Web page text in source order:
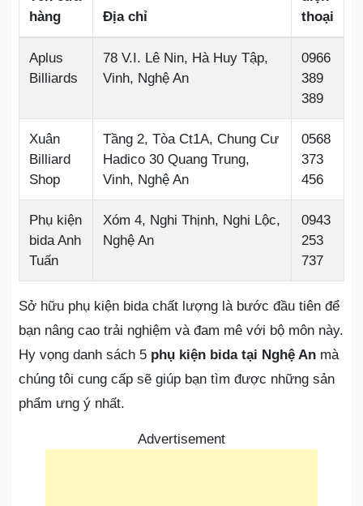
hàng
Địa chỉ
thoại
Aplus
Billiards
78 V.I. Lê Nin, Hà Huy Tập,
Vinh, Nghệ An
0966
389
389
Xuân
Billiard
Shop
Tầng 2, Tòa Ct1A, Chung Cư
Hadico 30 Quang Trung,
Vinh, Nghệ An
0568
373
456
Phụ kiện
bida Anh
Tuấn
Xóm 4, Nghi Thịnh, Nghi Lộc,
Nghệ An
0943
253
737
Sở hữu phụ kiện bida chất lượng là bước đầu tiên để
bạn nâng cao trải nghiệm và đam mê với bộ môn này.
Hy vọng danh sách 5 phụ kiện bida tại Nghệ An mà
chúng tôi cung cấp sẽ giúp bạn tìm được những sản
phẩm ưng ý nhất.
Advertisement